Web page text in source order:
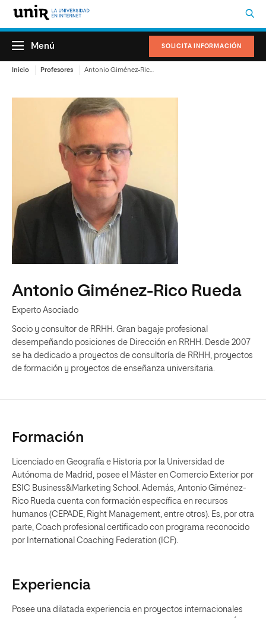
SOLICITA INFORMACIÓN
Menú
Inicio Profesores
Antonio Giménez-Rico Rueda
Experto Asociado
Socio y consultor de RRHH. Gran bagaje profesional
desempeñando posiciones de Dirección en RRHH. Desde 2007
se ha dedicado a proyectos de consultoría de RRHH, proyectos
de formación y proyectos de enseñanza universitaria.
Formación
Licenciado en Geografía e Historia por la Universidad de
Autónoma de Madrid, posee el Máster en Comercio Exterior por
ESIC Business&Marketing School. Además, Antonio Giménez-
Rico Rueda cuenta con formación específica en recursos
humanos (CEPADE, Right Management, entre otros). Es, por otra
parte, Coach profesional certificado con programa reconocido
por International Coaching Federation (ICF).
Experiencia
Posee una dilatada experiencia en proyectos internacionales